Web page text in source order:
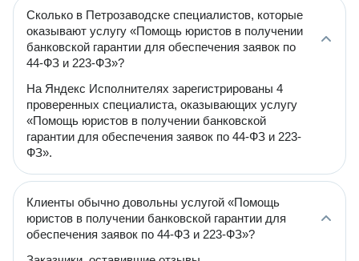
Сколько в Петрозаводске специалистов, которые
оказывают услугу «Помощь юристов в получении
банковской гарантии для обеспечения заявок по
44-ФЗ и 223-ФЗ»?
На Яндекс Исполнителях зарегистрированы 4
проверенных специалиста, оказывающих услугу
«Помощь юристов в получении банковской
гарантии для обеспечения заявок по 44-ФЗ и 223-
ФЗ».
Клиенты обычно довольны услугой «Помощь
юристов в получении банковской гарантии для
обеспечения заявок по 44-ФЗ и 223-ФЗ»?